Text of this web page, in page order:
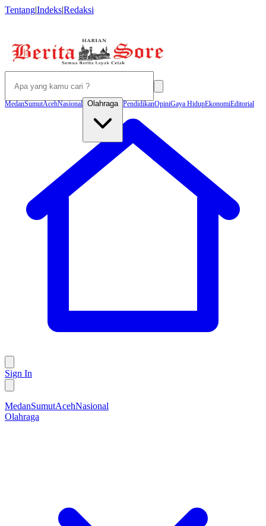
Tentang|Indeks|Redaksi
MedanSumutAcehNasional Olahraga PendidikanOpiniGaya HidupEkonomiEditorial
Sign In
MedanSumutAcehNasional
Olahraga